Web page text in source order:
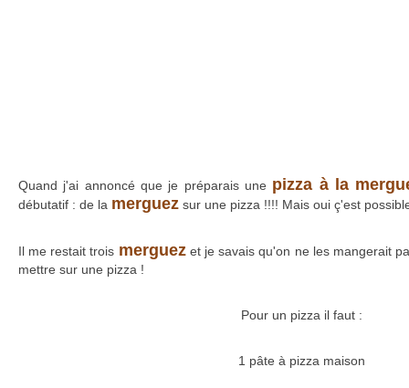
Quand j'ai annoncé que je préparais une pizza à la
débutatif : de la merguez sur une pizza !!!! Mais oui ç'est
Il me restait trois merguez et je savais qu'on ne les mangerait
mettre sur une pizza !
Pour un pizza il faut :
1 pâte à pizza maison